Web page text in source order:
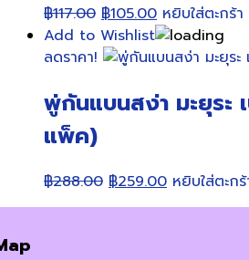
฿117.00 Original
price
was:
฿105.00Current
price
is:
หยิบใส่ตะกร้า
Add to Wishlist
ลดราคา!
พู่กันแบนสง่า มะยุระ
แพ็ค)
฿288.00 Original
price
฿259.00Current
price
หยิบใส่ตะกร้